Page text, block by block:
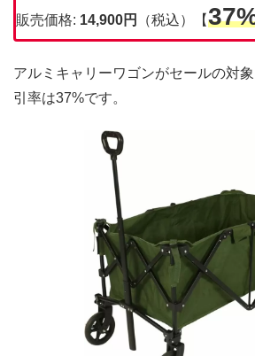
販売価格: 14,900円 （税込）【
アルミキャリーワゴンがセールの対
引率は37%です。